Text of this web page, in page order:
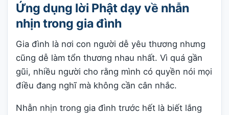
Ứng dụng lời Phật dạy về nhẫn
nhịn trong gia đình
Gia đình là nơi con người dễ yêu thương nhưng
cũng dễ làm tổn thương nhau nhất. Vì quá gần
gũi, nhiều người cho rằng mình có quyền nói mọi
điều đang nghĩ mà không cần cân nhắc.
Nhẫn nhịn trong gia đình trước hết là biết lắng